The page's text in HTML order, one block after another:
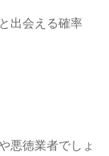
出会える確率
悪徳業者でしょ